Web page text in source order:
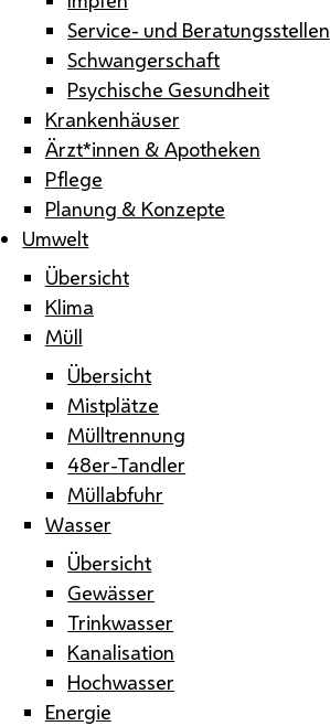
Service- und Beratungsstellen
Schwangerschaft
Psychische Gesundheit
Krankenhäuser
Ärzt*innen & Apotheken
Pflege
Planung & Konzepte
Umwelt
Übersicht
Klima
Müll
Übersicht
Mistplätze
Mülltrennung
48er-Tandler
Müllabfuhr
Wasser
Übersicht
Gewässer
Trinkwasser
Kanalisation
Hochwasser
Energie